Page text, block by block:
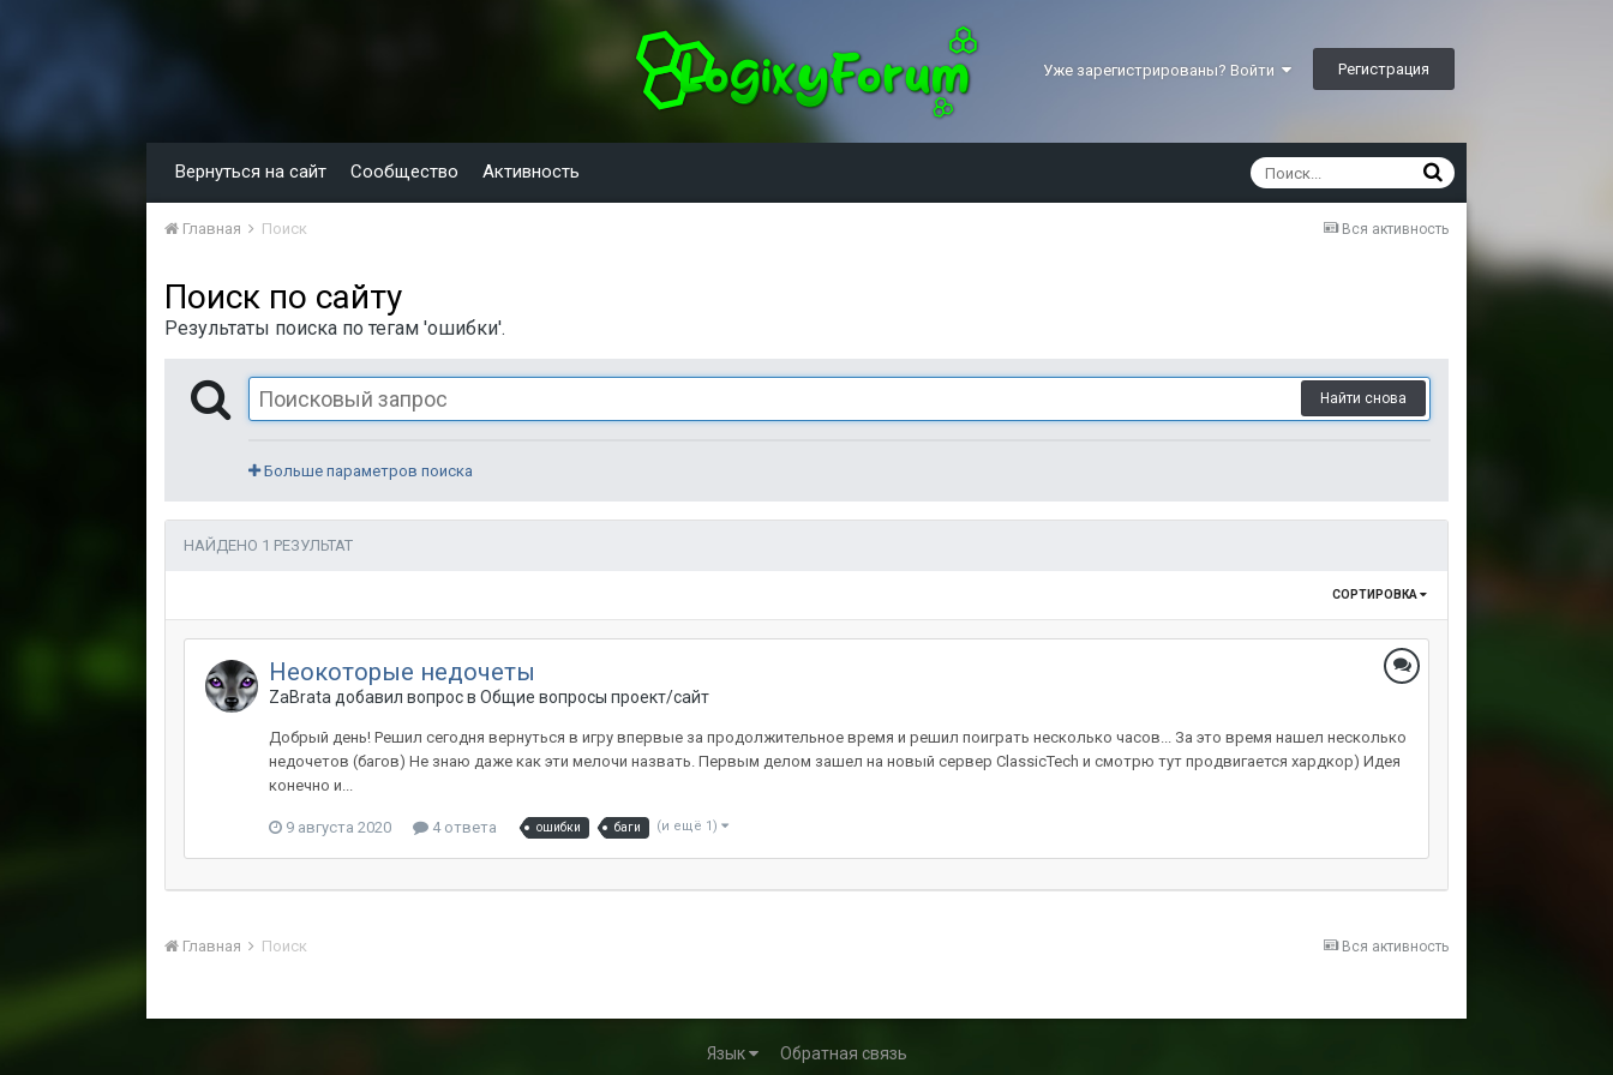
Уже зарегистрированы? Войти Регистрация
Вернуться на сайт Сообщество Активность
Вся активность
Главная Поиск
Поиск по сайту
Результаты поиска по тегам 'ошибки'.
Найти снова
Больше параметров поиска
НАЙДЕНО 1 РЕЗУЛЬТАТ
СОРТИРОВКА
Неокоторые недочеты
ZaBrata добавил вопрос в Общие вопросы проект/сайт
Добрый день! Решил сегодня вернуться в игру впервые за продолжительное время и решил поиграть несколько часов... За это время нашел несколько
недочетов (багов) Не знаю даже как эти мелочи назвать. Первым делом зашел на новый сервер ClassicTech и смотрю тут продвигается хардкор) Идея
конечно и...
9 августа 2020 4 ответа ошибки баги (и ещё 1)
Вся активность
Главная Поиск
Язык Обратная связь